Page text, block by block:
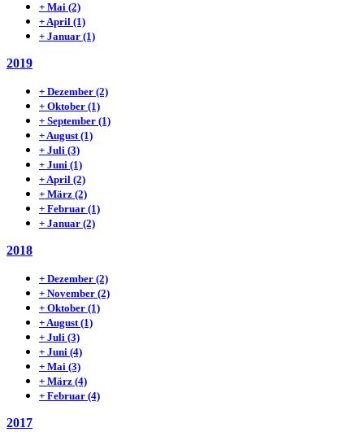
+ Mai (2)
+April (1)
+ Januar (1)
2019
+ Dezember (2)
+ Oktober (1)
+ September (1)
+August(1)
+ Juli (3)
+ Juni (1)
+April (2)
+ März (2)
+ Februar (1)
+ Januar (2)
2018
+ Dezember (2)
+ November (2)
+ Oktober (1)
+August(1)
+ Juli (3)
+ Juni (4)
+ Mai (3)
+ März (4)
+ Februar (4)
2017